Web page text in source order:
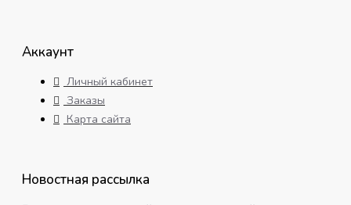
Аккаунт
Личный кабинет
Заказы
Карта сайта
Новостная рассылка